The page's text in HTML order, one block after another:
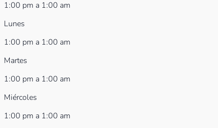
1:00 pm a 1:00 am
Lunes
1:00 pm a 1:00 am
Martes
1:00 pm a 1:00 am
Miércoles
1:00 pm a 1:00 am